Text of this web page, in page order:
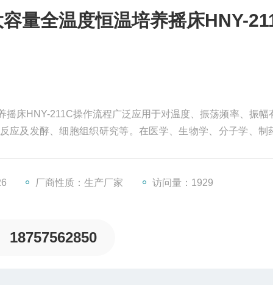
量全温度恒温培养摇床HNY-
摇床HNY-211C操作流程广泛应用于对温度、振荡频率、振幅
应及发酵、细胞组织研究等。在医学、生物学、分子学、制
厂商性质：生产厂家 访问量：1929
18757562850